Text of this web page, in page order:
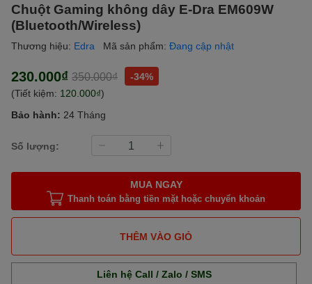
Chuột Gaming không dây E-Dra EM609W
(Bluetooth/Wireless)
Thương hiệu: Edra Mã sản phẩm: Đang cập nhật
230.000₫ 350.000₫
-34%
(Tiết kiệm: 120.000₫)
Bảo hành: 24 Tháng
Số lượng:
MUA NGAY
Thanh toán bằng tiền mặt hoặc chuyển khoản
THÊM VÀO GIỎ
Liên hệ Call / Zalo / SMS